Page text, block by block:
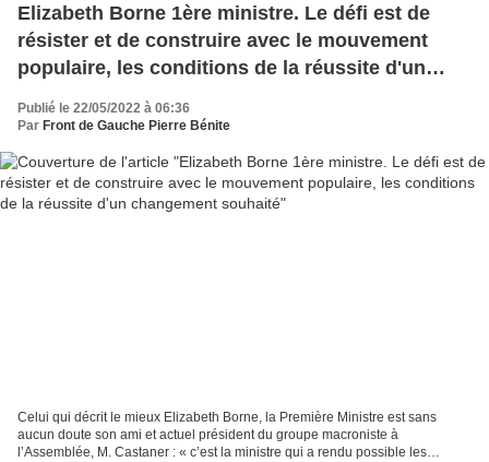
Elizabeth Borne 1ère ministre. Le défi est de
résister et de construire avec le mouvement
populaire, les conditions de la réussite d'un
Publié le 22/05/2022 à 06:36
Par Front de Gauche Pierre Bénite
Celui qui décrit le mieux Elizabeth Borne, la Première Ministre est sans
aucun doute son ami et actuel président du groupe macroniste à
l’Assemblée, M. Castaner : « c’est la ministre qui a rendu possible les